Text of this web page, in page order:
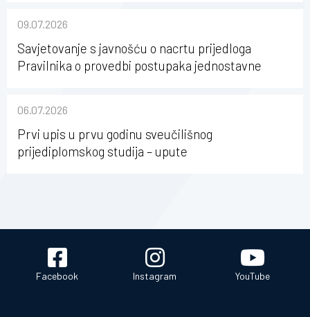
09.07.2026
Savjetovanje s javnošću o nacrtu prijedloga
Pravilnika o provedbi postupaka jednostavne
Osijeku
06.07.2026
Prvi upis u prvu godinu sveučilišnog
prijediplomskog studija – upute
Facebook Instagram YouTube